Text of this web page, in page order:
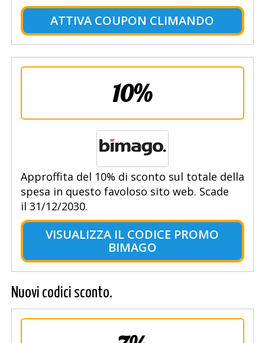
ATTIVA COUPON CLIMANDO
10%
Approffita del 10% di sconto sul totale della
spesa in questo favoloso sito web. Scade
il 31/12/2030.
VISUALIZZA IL CODICE PROMO
BIMAGO
Nuovi codici sconto.